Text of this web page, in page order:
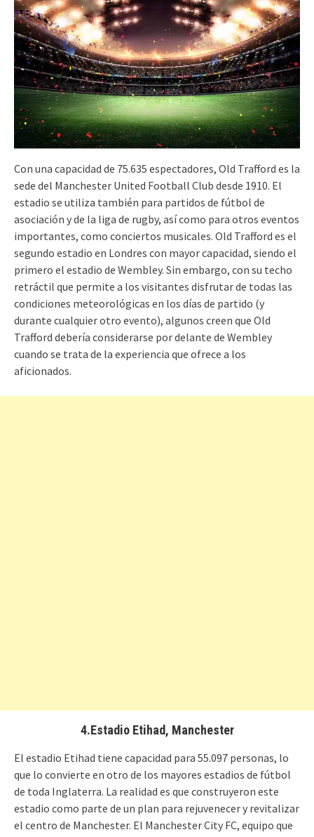
Con una capacidad de 75.635 espectadores, Old Trafford es la
sede del Manchester United Football Club desde 1910. El
estadio se utiliza también para partidos de fútbol de
asociación y de la liga de rugby, así como para otros eventos
importantes, como conciertos musicales. Old Trafford es el
segundo estadio en Londres con mayor capacidad, siendo el
primero el estadio de Wembley. Sin embargo, con su techo
retráctil que permite a los visitantes disfrutar de todas las
condiciones meteorológicas en los días de partido (y
durante cualquier otro evento), algunos creen que Old
Trafford debería considerarse por delante de Wembley
cuando se trata de la experiencia que ofrece a los
aficionados.
4.Estadio Etihad, Manchester
El estadio Etihad tiene capacidad para 55.097 personas, lo
que lo convierte en otro de los mayores estadios de fútbol
de toda Inglaterra. La realidad es que construyeron este
estadio como parte de un plan para rejuvenecer y revitalizar
el centro de Manchester. El Manchester City FC, equipo que